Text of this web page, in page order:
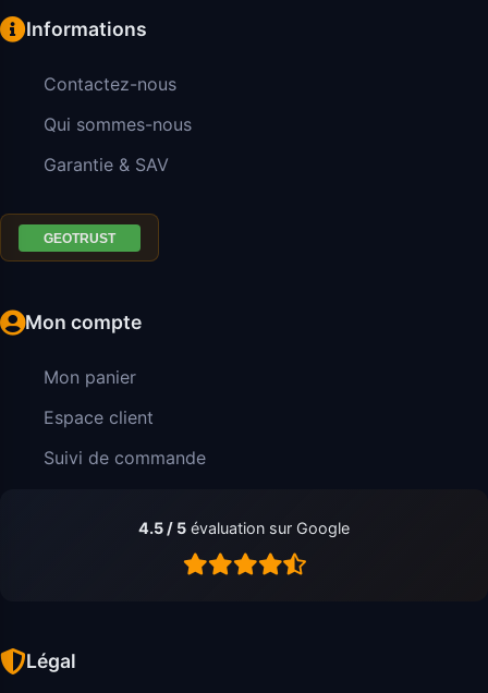
Informations
Contactez-nous
Qui sommes-nous
Garantie & SAV
Mon compte
Mon panier
Espace client
Suivi de commande
4.5 / 5 évaluation sur Google
Légal